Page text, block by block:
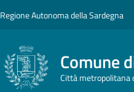
Regione Autonoma della Sardegna
Comune
Città metropolitana